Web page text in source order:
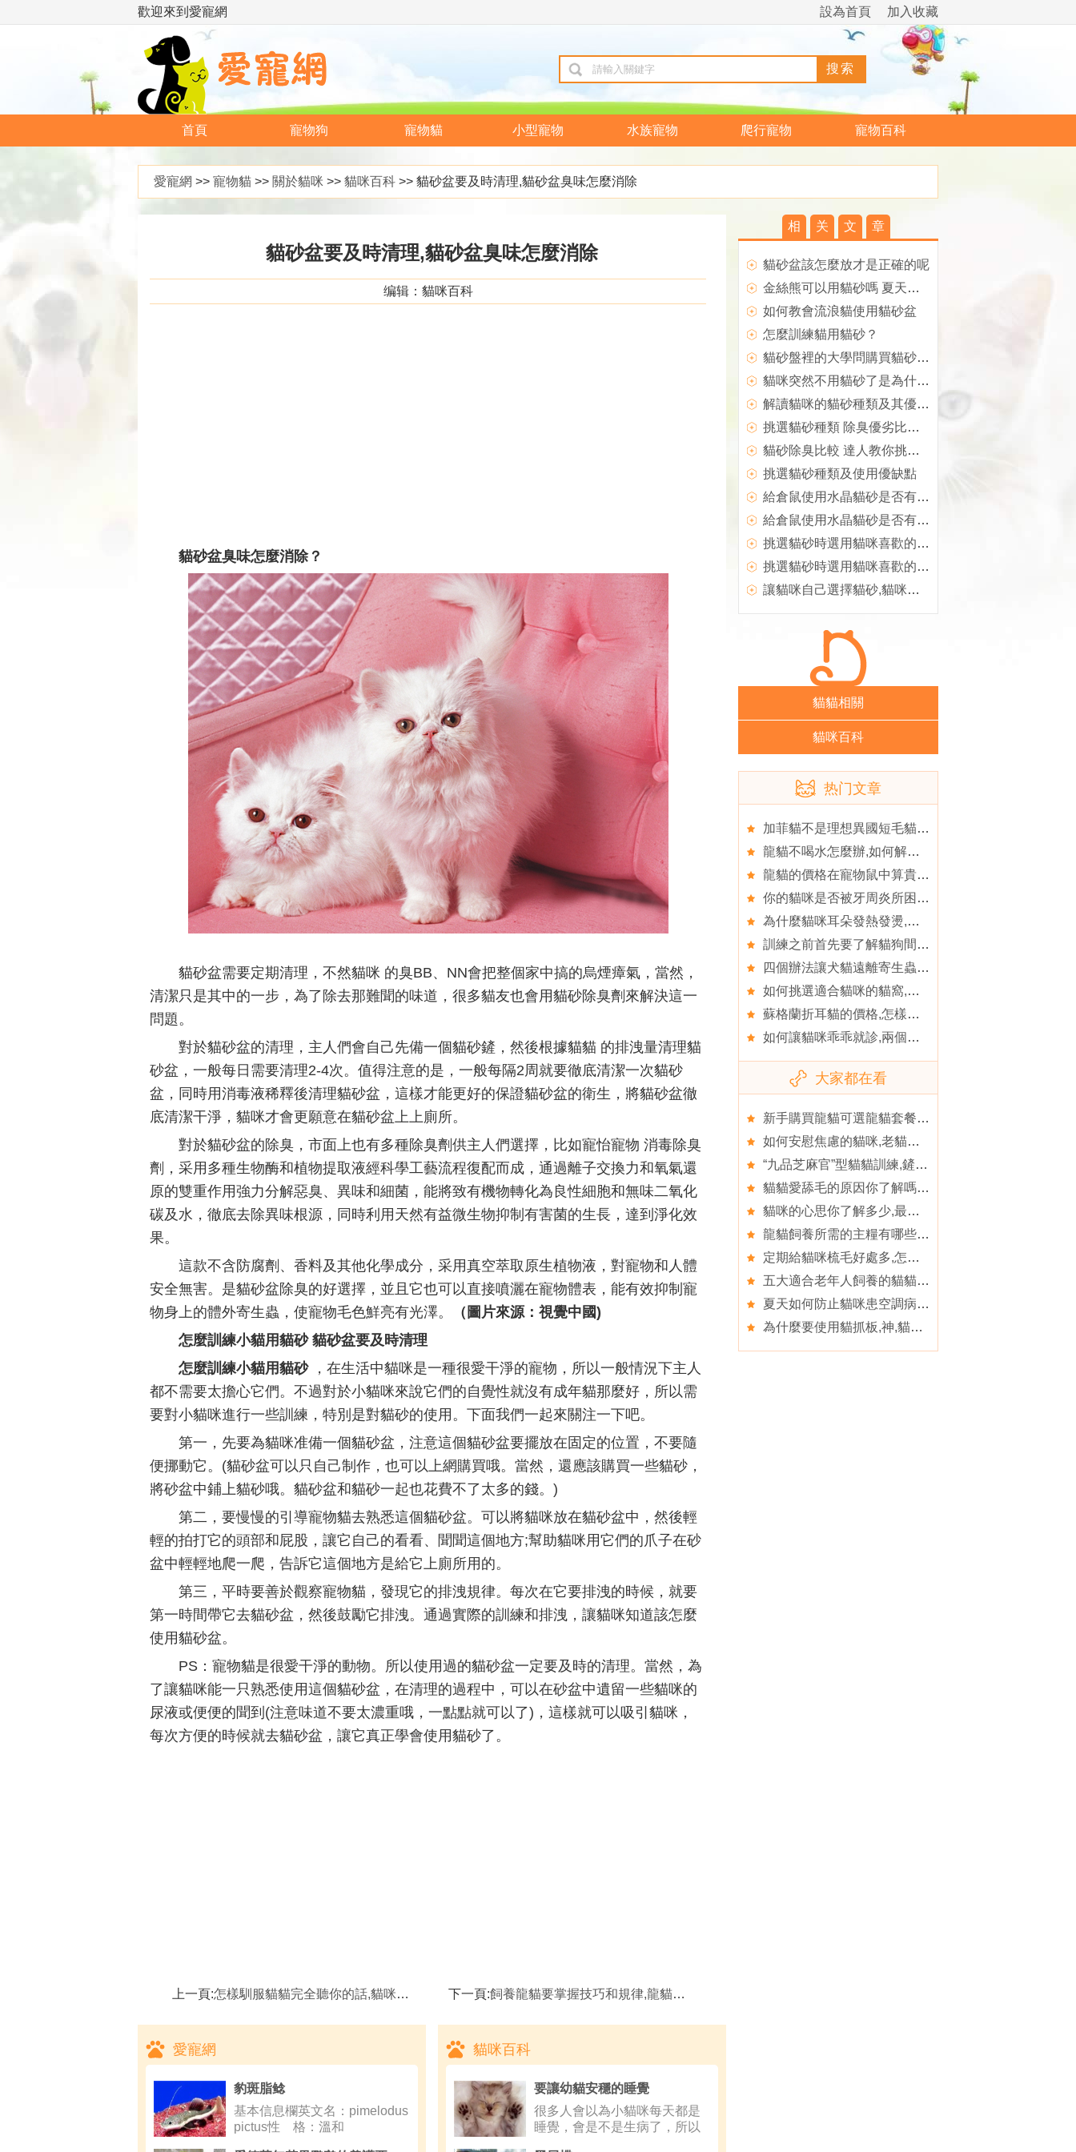
歡迎來到愛寵網 加入收藏
設為首頁
首頁 寵物狗 寵物貓 小型寵物 水族寵物 爬行寵物 寵物百科
愛寵網 >> 寵物貓 >> 關於貓咪 >> 貓咪百科 >> 貓砂盆要及時清理,貓砂盆臭味怎麼消除
貓砂盆要及時清理,貓砂盆臭味怎麼消除
编辑：貓咪百科
貓砂盆臭味怎麼消除？
貓砂盆需要定期清理，不然貓咪 的臭BB、NN會把整個家中搞的烏煙瘴氣，當然，
清潔只是其中的一步，為了除去那難聞的味道，很多貓友也會用貓砂除臭劑來解決這一
問題。
對於貓砂盆的清理，主人們會自己先備一個貓砂鏟，然後根據貓貓 的排洩量清理貓
砂盆，一般每日需要清理2-4次。值得注意的是，一般每隔2周就要徹底清潔一次貓砂
盆，同時用消毒液稀釋後清理貓砂盆，這樣才能更好的保證貓砂盆的衛生，將貓砂盆徹
底清潔干淨，貓咪才會更願意在貓砂盆上上廁所。
對於貓砂盆的除臭，市面上也有多種除臭劑供主人們選擇，比如寵怡寵物 消毒除臭
劑，采用多種生物酶和植物提取液經科學工藝流程復配而成，通過離子交換力和氧氣還
原的雙重作用強力分解惡臭、異味和細菌，能將致有機物轉化為良性細胞和無味二氧化
碳及水，徹底去除異味根源，同時利用天然有益微生物抑制有害菌的生長，達到淨化效
果。
這款不含防腐劑、香料及其他化學成分，采用真空萃取原生植物液，對寵物和人體
安全無害。是貓砂盆除臭的好選擇，並且它也可以直接噴灑在寵物體表，能有效抑制寵
物身上的體外寄生蟲，使寵物毛色鮮亮有光澤。
（圖片來源：視覺中國)
怎麼訓練小貓用貓砂 貓砂盆要及時清理
怎麼訓練小貓用貓砂，在生活中貓咪是一種很愛干淨的寵物，所以一般情況下主人
都不需要太擔心它們。不過對於小貓咪來說它們的自覺性就沒有成年貓那麼好，所以需
要對小貓咪進行一些訓練，特別是對貓砂的使用。下面我們一起來關注一下吧。
第一，先要為貓咪准備一個貓砂盆，注意這個貓砂盆要擺放在固定的位置，不要隨
便挪動它。(貓砂盆可以只自己制作，也可以上網購買哦。當然，還應該購買一些貓砂，
將砂盆中鋪上貓砂哦。貓砂盆和貓砂一起也花費不了太多的錢。)
第二，要慢慢的引導寵物貓去熟悉這個貓砂盆。可以將貓咪放在貓砂盆中，然後輕
輕的拍打它的頭部和屁股，讓它自己的看看、聞聞這個地方;幫助貓咪用它們的爪子在砂
盆中輕輕地爬一爬，告訴它這個地方是給它上廁所用的。
第三，平時要善於觀察寵物貓，發現它的排洩規律。每次在它要排洩的時候，就要
第一時間帶它去貓砂盆，然後鼓勵它排洩。通過實際的訓練和排洩，讓貓咪知道該怎麼
使用貓砂盆。
PS：寵物貓是很愛干淨的動物。所以使用過的貓砂盆一定要及時的清理。當然，為
了讓貓咪能一只熟悉使用這個貓砂盆，在清理的過程中，可以在砂盆中遺留一些貓咪的
尿液或便便的聞到(注意味道不要太濃重哦，一點點就可以了)，這樣就可以吸引貓咪，
每次方便的時候就去貓砂盆，讓它真正學會使用貓砂了。
上一頁:怎樣馴服貓貓完全聽你的話,貓咪不同階段喂食量的把握 下一頁:飼養龍貓要掌握技巧和規律,龍貓缺鈣應如何補鈣呢
愛寵網
豹斑脂鲶
基本信息欄英文名：pimelodus
pictus性 格：溫和
貓咪百科
要讓幼貓安穩的睡覺
很多人會以為小貓咪每天都是
睡覺，會是不是生病了，所以
相 关 文 章
貓砂盆該怎麼放才是正確的呢
金絲熊可以用貓砂嗎 夏天用的降溫沙就是貓砂
如何教會流浪貓使用貓砂盆
怎麼訓練貓用貓砂？
貓砂盤裡的大學問購買貓砂盤的方法
貓咪突然不用貓砂了是為什麼？
解讀貓咪的貓砂種類及其優缺點！
挑選貓砂種類 除臭優劣比一比
貓砂除臭比較 達人教你挑選！
挑選貓砂種類及使用優缺點
給倉鼠使用水晶貓砂是否有害,倉鼠夏天應該用什麼墊料
給倉鼠使用水晶貓砂是否有害,不實用的倉鼠用品大盤點
挑選貓砂時選用貓咪喜歡的,我該如何選擇貓砂
挑選貓砂時選用貓咪喜歡的,貓砂使用的注意事項
讓貓咪自己選擇貓砂,貓咪盆清理注意事項
貓貓相關
貓咪百科
热门文章
加菲貓不是理想異國短毛貓,加菲貓屬於哪種品種
龍貓不喝水怎麼辦,如何解決龍貓胡亂排便
龍貓的價格在寵物鼠中算貴的嗎,龍貓可以用水洗澡嗎
你的貓咪是否被牙周炎所困擾,貓咪吃軟食易患牙結石
為什麼貓咪耳朵發熱發燙,貓咪耳朵發熱的原因是什麼
訓練之前首先要了解貓狗間的差別,埃及貓
四個辦法讓犬貓遠離寄生蟲,都是好主人
如何挑選適合貓咪的貓窩,如何正確的放置貓窩位置
蘇格蘭折耳貓的價格,怎樣預防蘇格蘭折耳貓皮膚病
如何讓貓咪乖乖就診,兩個妙法可培養家居乖貓貓
大家都在看
新手購買龍貓可選龍貓套餐,如何不讓龍貓咬龍貓籠子
如何安慰焦慮的貓咪,老貓有什麼常見的疾病
“九品芝麻官”型貓貓訓練,鏟屎官
貓貓愛舔毛的原因你了解嗎,貓貓是逃離生命迷思的方法
貓咪的心思你了解多少,最好用牽引帶牽著貓咪外出
龍貓飼養所需的主糧有哪些,關於龍貓提草糧的分析說明
定期給貓咪梳毛好處多,怎樣與貓咪親近
五大適合老年人飼養的貓貓,兩種適合老年人飼養的貓貓
夏天如何防止貓咪患空調病,貓咪空調病的常見預防方法
為什麼要使用貓抓板,神,貓抓板